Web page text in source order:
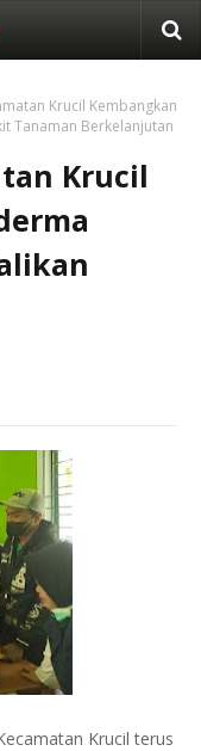
Krucil Kembangkan
Tanaman Berkelanjutan
Krucil
Krucil terus